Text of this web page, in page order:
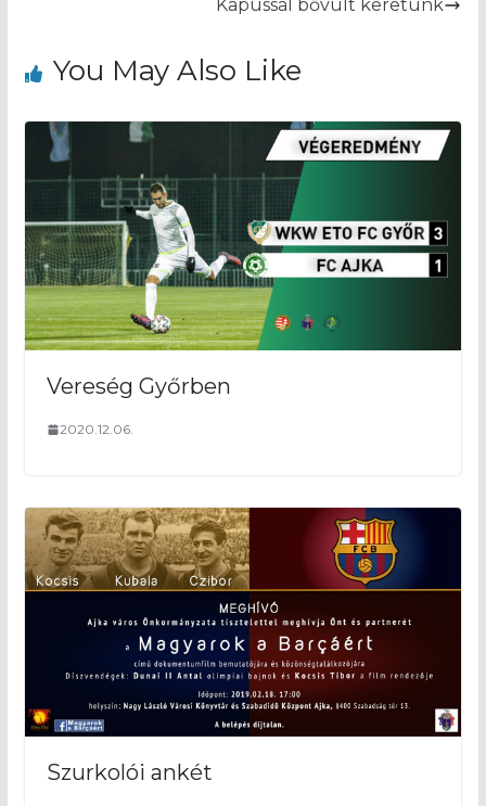
Kapussal bővült keretünk
You May Also Like
Vereség Győrben
2020.12.06.
Szurkolói ankét